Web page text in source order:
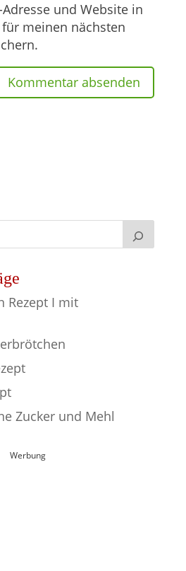
und Website in
meinen nächsten
Rezept I mit
Zucker und Mehl
Werbung